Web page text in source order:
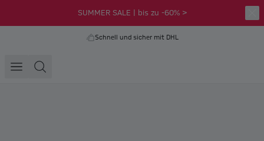
SUMMER SALE | bis zu -60% >
Schnell und sicher mit DHL